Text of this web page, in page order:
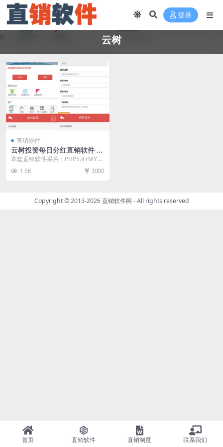
登录
云树
直销软件
云树投资每日分红直销软件 直
销系统 直销管理软件
本套直销软件采用：PHP5.4+MYS
QL开发，是一套云树投资每日分红
直销软件，...
1.5K 3000
Copyright © 2013-2026直销软件网 - All rights reserved
首页 直销软件 直销制度 联系我们